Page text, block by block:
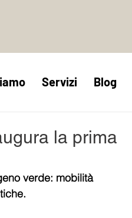
Servizi Blog
la prima
verde: mobilità